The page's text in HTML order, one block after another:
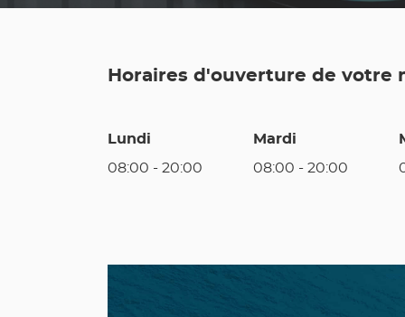
DU
TOULON
LAFAYETTE
Horaires d'ouverture de votre
Lundi
08:00 - 20:00
Mardi
08:00 - 20:00